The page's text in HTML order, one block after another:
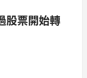
股票開始轉